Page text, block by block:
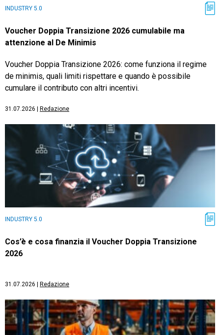
INDUSTRY 5.0
Voucher Doppia Transizione 2026 cumulabile ma
attenzione al De Minimis
Voucher Doppia Transizione 2026: come funziona il regime
de minimis, quali limiti rispettare e quando è possibile
cumulare il contributo con altri incentivi.
31.07.2026 Redazione
INDUSTRY 5.0
Cos’è e cosa finanzia il Voucher Doppia Transizione
2026
31.07.2026 Redazione